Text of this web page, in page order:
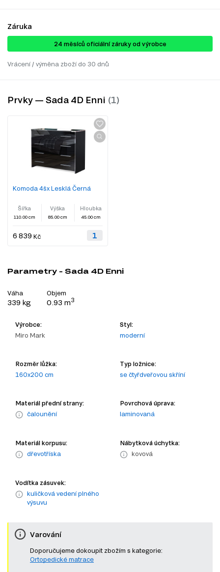
Záruka
24 ​​​​měsíců oficiální záruky od výrobce
Vrácení / výměna zboží do 30 dnů
Prvky — Sada 4D Enni
Komoda 4šx Lesklá Černá
Šířka
110.00 cm
Výška
85.00 cm
Hloubka
45.00 cm
6 839 Kč
Parametry - Sada 4D Enni
Váha
339 kg
Objem
0.93 m3
Výrobce:
Miro Mark
Styl:
moderní
Rozměr lůžka:
160x200 cm
Typ ložnice:
se čtyřdveřovou skříní
Materiál přední strany:
čalounění
Povrchová úprava:
laminovaná
Materiál korpusu:
dřevotříska
Nábytková úchytka:
kovová
Vodítka zásuvek:
kuličková vedení plného
výsuvu
Varování
Doporučujeme dokoupit zbožím s kategorie:
Ortopedické matrace